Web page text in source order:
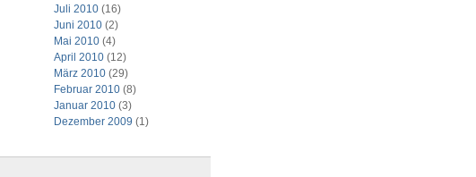
Juli 2010(16)
Juni 2010(2)
Mai 2010(4)
April 2010(12)
März 2010(29)
Februar 2010(8)
Januar 2010(3)
Dezember 2009 (1)